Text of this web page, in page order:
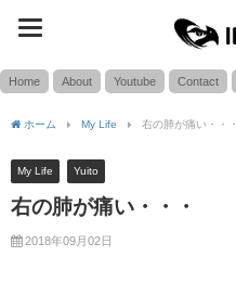
toggle
Home About Youtube Contact
ホーム My Life 右の肺が痛い・・・
My Life Yuito
右の肺が痛い・・・
2018年09月02日